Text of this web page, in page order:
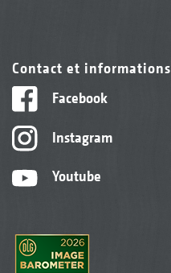
Contact et informations
Facebook
Instagram
Youtube